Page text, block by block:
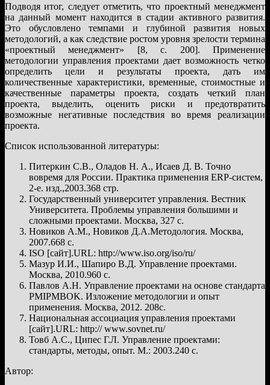
Подводя итог, следует отметить, что проектный менеджмент
на данный момент находится в стадии активного развития.
Это обусловлено темпами и глубиной развития новых
методологий, а как следствие ростом уровня зрелости термина
«проектный менеджмент» [8, с. 200]. Применение
методологии управления проектами дает возможность четко
определить цели и результаты проекта, дать им
количественные характеристики, временные, стоимостные и
качественные параметры проекта, создать четкий план
проекта, выделить, оценить риски и предотвратить
возможные негативные последствия во время реализации
проекта.
Список использованной литературы:
Питеркин С.В., Оладов Н. А., Исаев Д. В. Точно
вовремя для России. Практика применения ERP-систем,
2-е. изд.,2003.368 стр.
Государственный университет управления. Вестник
Университета. Проблемы управления большими и
сложными проектами. Москва, 327 с.
Новиков А.М., Новиков Д.А.Методология. Москва,
2007.668 с.
ISO [сайт].URL: http://www.iso.org/iso/ru/
Мазур И.И., Шапиро В.Д. Управление проектами.
Москва, 2010.960 с.
Павлов А.Н. Управление проектами на основе стандарта
PMIPMBOK. Изложение методологии и опыт
применения. Москва, 2012. 208с.
Национальная ассоциация управления проектами
[сайт].URL: http:// www.sovnet.ru/
Товб А.С., Ципес Г.Л. Управление проектами:
стандарты, методы, опыт. М.: 2003.240 с.
Автор: